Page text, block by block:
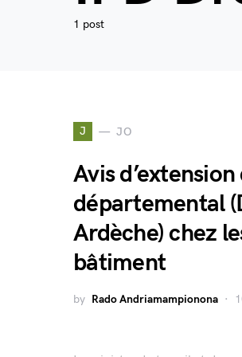
1 post
J JO
Avis
départemental
Ardèche) chez
bâtiment
by Rado Andriamampionona